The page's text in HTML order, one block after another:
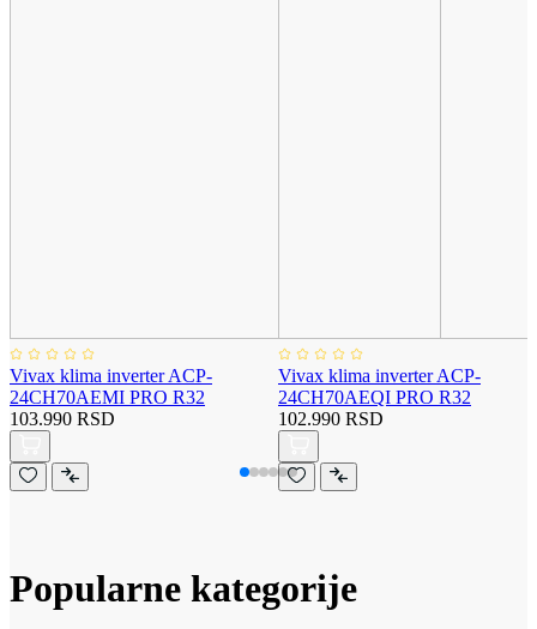
Vivax klima inverter ACP-
24CH70AEMI PRO R32
103.990 RSD
Vivax klima inverter ACP-
24CH70AEQI PRO R32
102.990 RSD
Popularne kategorije